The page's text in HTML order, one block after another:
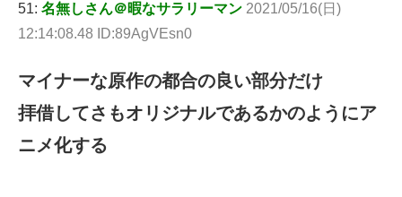
51: 名無しさん＠暇なサラリーマン 2021/05/16(日)
12:14:08.48 ID:89AgVEsn0
マイナーな原作の都合の良い部分だけ
拝借してさもオリジナルであるかのようにア
ニメ化する